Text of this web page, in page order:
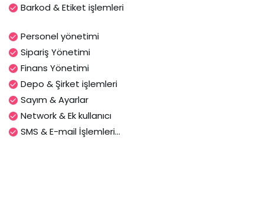
Barkod & Etiket işlemleri
Personel yönetimi
Sipariş Yönetimi
Finans Yönetimi
Depo & Şirket işlemleri
Sayım & Ayarlar
Network & Ek kullanıcı
SMS & E-mail İşlemleri...